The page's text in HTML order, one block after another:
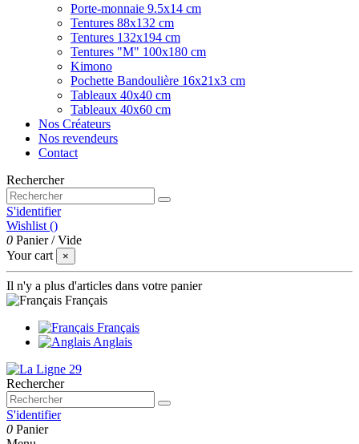
Porte-monnaie 9.5x14 cm
Tentures 88x132 cm
Tentures 132x194 cm
Tentures "M" 100x180 cm
Kimono
Pochette Bandoulière 16x21x3 cm
Tableaux 40x40 cm
Tableaux 40x60 cm
Nos Créateurs
Nos revendeurs
Contact
Rechercher
S'identifier
Wishlist ()
0 Panier /Vide
Your cart
×
Il n'y a plus d'articles dans votre panier
Français
Français
Anglais
Rechercher
S'identifier
0 Panier